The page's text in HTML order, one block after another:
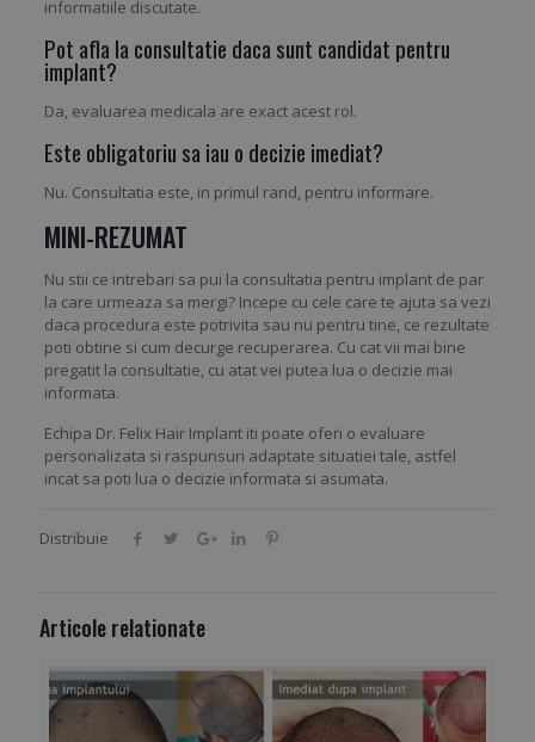
informatiile discutate.
Pot afla la consultatie daca sunt candidat pentru
implant?
Da, evaluarea medicala are exact acest rol.
Este obligatoriu sa iau o decizie imediat?
Nu. Consultatia este, in primul rand, pentru informare.
MINI-REZUMAT
Nu stii ce intrebari sa pui la consultatia pentru implant de par
la care urmeaza sa mergi? Incepe cu cele care te ajuta sa vezi
daca procedura este potrivita sau nu pentru tine, ce rezultate
poti obtine si cum decurge recuperarea. Cu cat vii mai bine
pregatit la consultatie, cu atat vei putea lua o decizie mai
informata.
Echipa Dr. Felix Hair Implant iti poate oferi o evaluare
personalizata si raspunsuri adaptate situatiei tale, astfel
incat sa poti lua o decizie informata si asumata.
Distribuie
Articole relationate